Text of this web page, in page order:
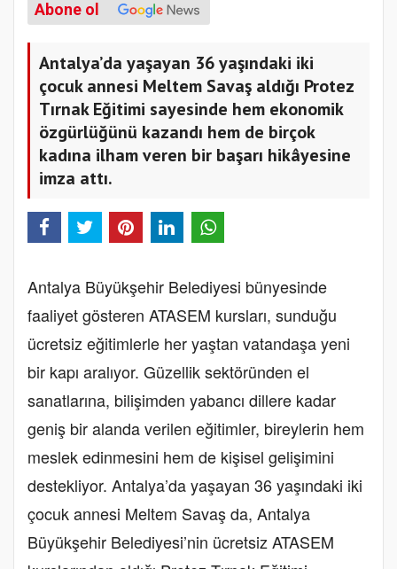
Abone ol
Antalya’da yaşayan 36 yaşındaki iki
çocuk annesi Meltem Savaş aldığı Protez
Tırnak Eğitimi sayesinde hem ekonomik
özgürlüğünü kazandı hem de birçok
kadına ilham veren bir başarı hikâyesine
imza attı.
Antalya Büyükşehir Belediyesi bünyesinde
faaliyet gösteren ATASEM kursları, sunduğu
ücretsiz eğitimlerle her yaştan vatandaşa yeni
bir kapı aralıyor. Güzellik sektöründen el
sanatlarına, bilişimden yabancı dillere kadar
geniş bir alanda verilen eğitimler, bireylerin hem
meslek edinmesini hem de kişisel gelişimini
destekliyor. Antalya’da yaşayan 36 yaşındaki iki
çocuk annesi Meltem Savaş da, Antalya
Büyükşehir Belediyesi’nin ücretsiz ATASEM